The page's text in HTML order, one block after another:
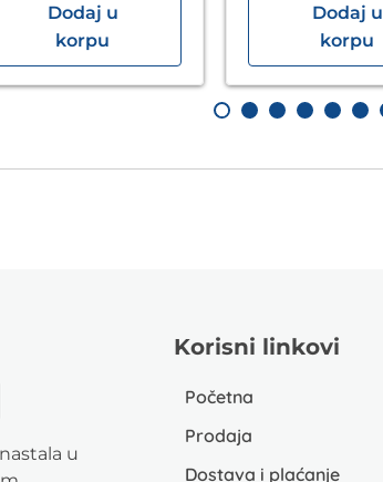
Dodaj u
korpu
Dodaj u
korpu
u
Korisni linkovi
Početna
Prodaja
Dostava i plaćanje